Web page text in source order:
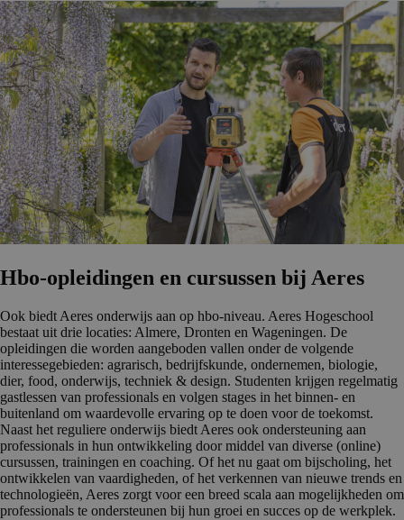
Hbo-opleidingen en cursussen bij Aeres
Ook biedt Aeres onderwijs aan op hbo-niveau. Aeres Hogeschool
bestaat uit drie locaties: Almere, Dronten en Wageningen. De
opleidingen die worden aangeboden vallen onder de volgende
interessegebieden: agrarisch, bedrijfskunde, ondernemen, biologie,
dier, food, onderwijs, techniek & design. Studenten krijgen regelmatig
gastlessen van professionals en volgen stages in het binnen- en
buitenland om waardevolle ervaring op te doen voor de toekomst.
Naast het reguliere onderwijs biedt Aeres ook ondersteuning aan
professionals in hun ontwikkeling door middel van diverse (online)
cursussen, trainingen en coaching. Of het nu gaat om bijscholing, het
ontwikkelen van vaardigheden, of het verkennen van nieuwe trends en
technologieën, Aeres zorgt voor een breed scala aan mogelijkheden om
professionals te ondersteunen bij hun groei en succes op de werkplek.